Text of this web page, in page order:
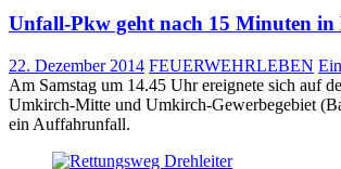
Unfall-Pkw geht nach 15 Minuten in
22. Dezember 2014 FEUERWEHRLEBEN
Am Samstag um 14.45 Uhr ereignete sich auf
Umkirch-Mitte und Umkirch-Gewerbegebiet
ein Auffahrunfall.